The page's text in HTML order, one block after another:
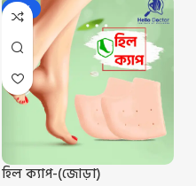
-17%
হিল ক্যাপ-(জোড়া)